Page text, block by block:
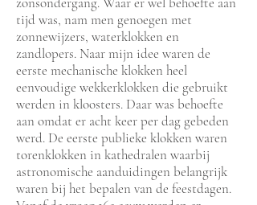
tijd was, nam men genoegen met
zonnewijzers, waterklokken en
zandlopers. Naar mijn idee waren de
eerste mechanische klokken heel
eenvoudige wekkerklokken die gebruikt
werden in kloosters. Daar was behoefte
aan omdat er acht keer per dag gebeden
werd. De eerste publieke klokken waren
torenklokken in kathedralen waarbij
astronomische aanduidingen belangrijk
waren bij het bepalen van de feestdagen.